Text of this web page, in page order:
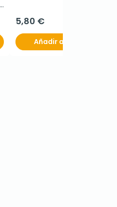
5,80 €
Añadir al carrito